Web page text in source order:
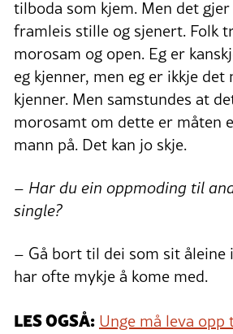
tilboda som kjem. Men det gjer
framleis stille og sjenert. Folk
morosam og open. Eg er
eg kjenner, men eg er ikkje det
kjenner. Men samstundes at
morosamt om dette er måten
mann på. Det kan jo skje.
– Har du ein oppmoding til
single?
– Gå bort til dei som sit åleine
har ofte mykje å kome med.
LES OGSÅ: Unge må leva